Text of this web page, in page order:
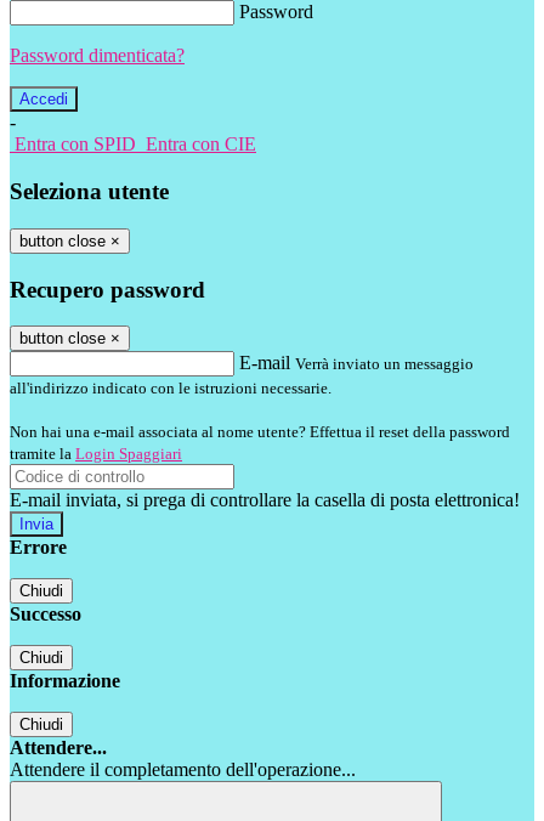
Password
Password dimenticata?
-
Entra con SPID Entra con CIE
Seleziona utente
button close ×
Recupero password
button close ×
E-mail Verrà inviato un messaggio
all'indirizzo indicato con le istruzioni necessarie.
Non hai una e-mail associata al nome utente? Effettua il reset della password
tramite la Login Spaggiari
E-mail inviata, si prega di controllare la casella di posta elettronica!
Errore
Chiudi
Successo
Chiudi
Informazione
Chiudi
Attendere...
Attendere il completamento dell'operazione...